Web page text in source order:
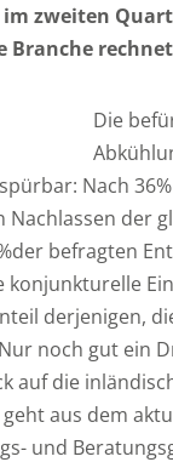
zweiten
Die
Nach
der
befragten
konjunkturelle
derjenigen,
noch gut ein
auf die
aus dem
und